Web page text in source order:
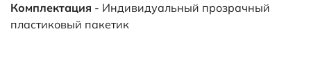
Комплектация - Индивидуальный прозрачный
пластиковый пакетик